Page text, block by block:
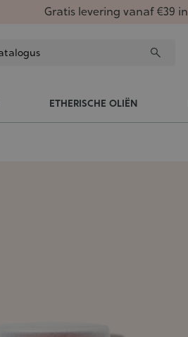
Gratis levering vanaf €39
ETHERISCHE OLIËN